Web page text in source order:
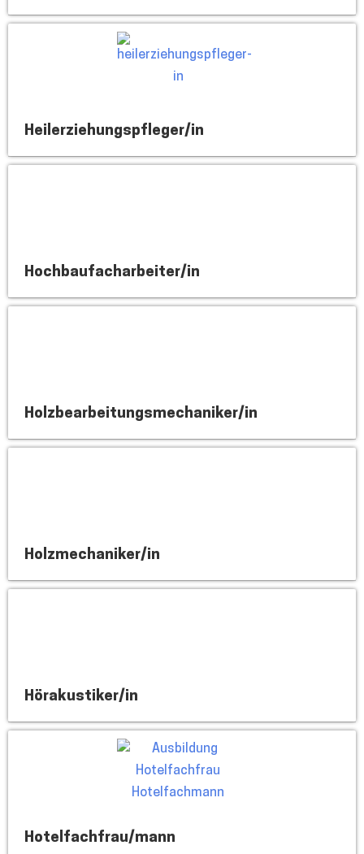
Heilerziehungspfleger/in
Hochbaufacharbeiter/in
Holzbearbeitungsmechaniker/in
Holzmechaniker/in
Hörakustiker/in
Hotelfachfrau/mann